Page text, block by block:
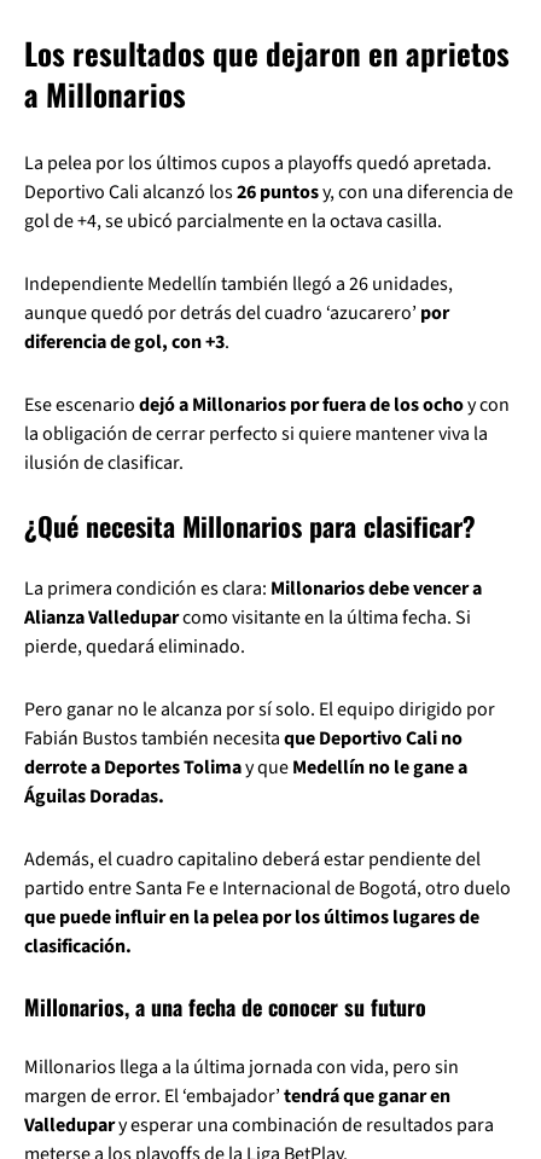
Los resultados que dejaron en aprietos
a Millonarios
La pelea por los últimos cupos a playoffs quedó apretada.
Deportivo Cali alcanzó los26 puntosy, con una diferencia de
gol de +4, se ubicó parcialmente en la octava casilla.
Independiente Medellín también llegó a 26 unidades,
aunque quedó por detrás del cuadro ‘azucarero’ por
diferencia de gol, con +3.
Ese escenariodejó a Millonarios por fuera de los ochoy con
la obligación de cerrar perfecto si quiere mantener viva la
ilusión de clasificar.
¿Qué necesita Millonarios para clasificar?
La primera condición es clara: Millonarios debe vencer a
Alianza Valleduparcomo visitante en la última fecha. Si
pierde, quedará eliminado.
Pero ganar no le alcanza por sí solo. El equipo dirigido por
Fabián Bustos también necesitaque Deportivo Cali no
derrote a Deportes Tolimay queMedellín no le gane a
Águilas Doradas.
Además, el cuadro capitalino deberá estar pendiente del
partido entre Santa Fe e Internacional de Bogotá, otro duelo
que puede influir en la pelea por los últimos lugares de
clasificación.
Millonarios, a una fecha de conocer su futuro
Millonarios llega a la última jornada con vida, pero sin
margen de error. El ‘embajador’tendrá que ganar en
Valledupary esperar una combinación de resultados para